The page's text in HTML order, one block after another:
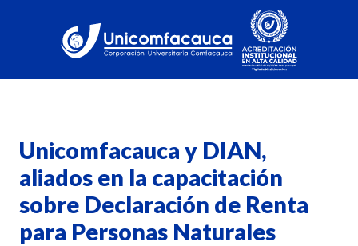
Unicomfacauca y DIAN,
aliados en la capacitación
sobre Declaración de Renta
para Personas Naturales